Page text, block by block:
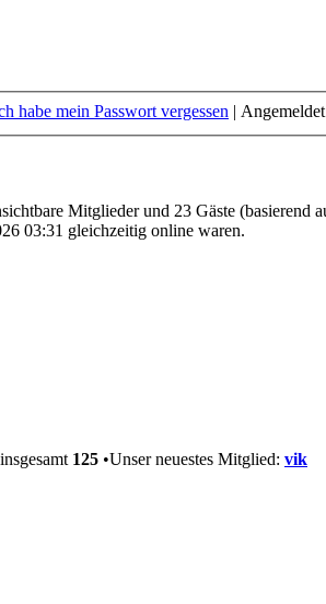
habe mein Passwort vergessen |
Mitglieder und 23 Gäste (basierend
03:31 gleichzeitig online waren.
125 •Unser neuestes Mitglied: vik